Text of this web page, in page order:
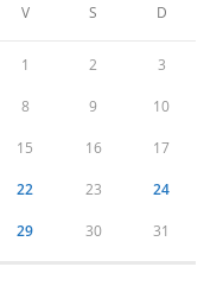
V S D
1 2 3
8 9 10
15 16 17
22 23 24
29 30 31